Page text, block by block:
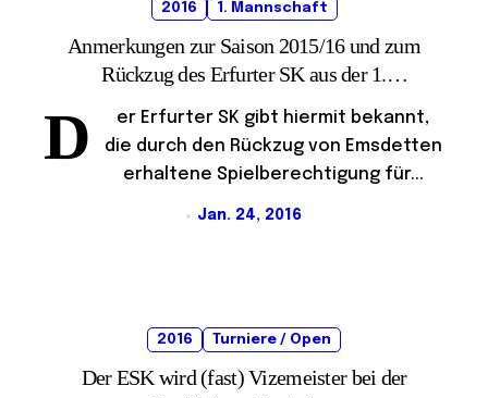
2016 1. Mannschaft
Anmerkungen zur Saison 2015/16 und zum
Rückzug des Erfurter SK aus der 1.
Schachbundesliga
D
er Erfurter SK gibt hiermit bekannt,
die durch den Rückzug von Emsdetten
erhaltene Spielberechtigung für...
Jan. 24, 2016
2016 Turniere / Open
Der ESK wird (fast) Vizemeister bei der